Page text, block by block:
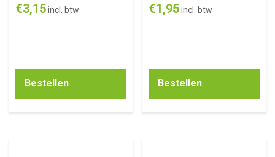
€3,15incl. btw
Bestellen
€1,95 incl. btw
Bestellen